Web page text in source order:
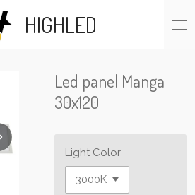
HIGHLED
Led panel Manga
30x120
Light Color